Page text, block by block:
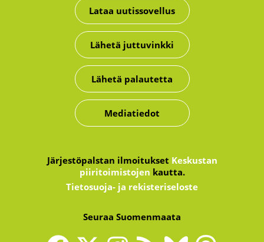
Lataa uutissovellus
Lähetä juttuvinkki
Lähetä palautetta
Mediatiedot
Järjestöpalstan ilmoitukset Keskustan
piiritoimistojen kautta.
Tietosuoja- ja rekisteriseloste
Seuraa Suomenmaata